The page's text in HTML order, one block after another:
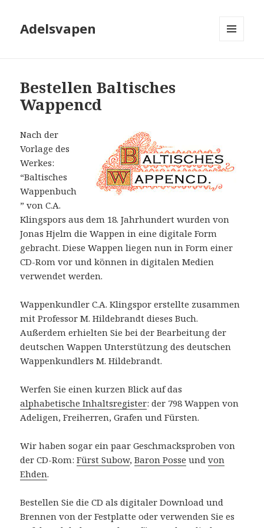
Adelsvapen
Bestellen Baltisches
Wappencd
Nach der
Vorlage des
Werkes:
“Baltisches
Wappenbuch
” von C.A.
Klingspors aus dem 18. Jahrhundert wurden von
Jonas Hjelm die Wappen in eine digitale Form
gebracht. Diese Wappen liegen nun in Form einer
CD-Rom vor und können in digitalen Medien
verwendet werden.
Wappenkundler C.A. Klingspor erstellte zusammen
mit Professor M. Hildebrandt dieses Buch.
Außerdem erhielten Sie bei der Bearbeitung der
deutschen Wappen Unterstützung des deutschen
Wappenkundlers M. Hildebrandt.
Werfen Sie einen kurzen Blick auf das
alphabetische Inhaltsregister: der 798 Wappen von
Adeligen, Freiherren, Grafen und Fürsten.
Wir haben sogar ein paar Geschmacksproben von
der CD-Rom:Fürst Subow,Baron Posse undvon
Ehden.
Bestellen Sie die CD als digitaler Download und
Brennen von der Festplatte oder verwenden Sie es